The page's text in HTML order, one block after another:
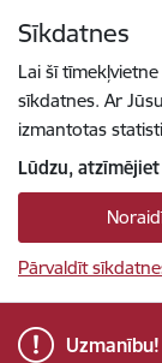
Sīkdatnes
Lai šī
sīkdatnes. Ar
izmantotas
Lūdzu,
Pārvaldīt
Uzmanību!